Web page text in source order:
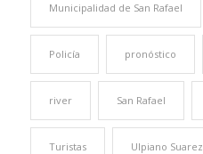
Municipalidad de San Rafael
Policía pronóstico
river San Rafael
Turistas Ulpiano Suarez